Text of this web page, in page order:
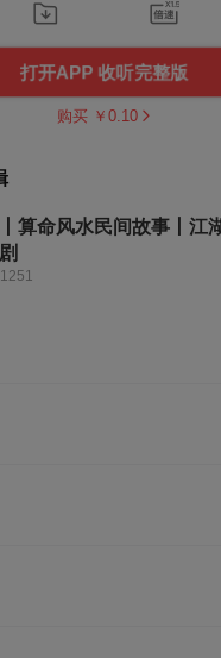
打开APP 收听完整版
购买 ￥ 0.10
算命风水民间故事丨江
1251